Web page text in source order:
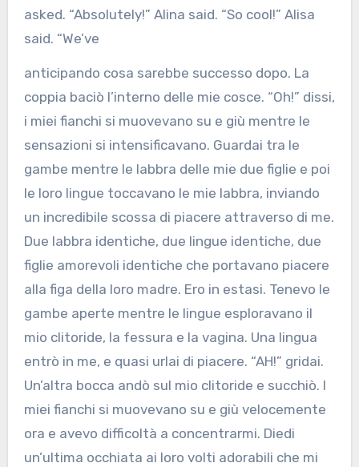
asked. “Absolutely!” Alina said. “So cool!” Alisa
said. “We’ve
anticipando cosa sarebbe successo dopo. La
coppia baciò l’interno delle mie cosce. “Oh!” dissi,
i miei fianchi si muovevano su e giù mentre le
sensazioni si intensificavano. Guardai tra le
gambe mentre le labbra delle mie due figlie e poi
le loro lingue toccavano le mie labbra, inviando
un incredibile scossa di piacere attraverso di me.
Due labbra identiche, due lingue identiche, due
figlie amorevoli identiche che portavano piacere
alla figa della loro madre. Ero in estasi. Tenevo le
gambe aperte mentre le lingue esploravano il
mio clitoride, la fessura e la vagina. Una lingua
entrò in me, e quasi urlai di piacere. “AH!” gridai.
Un’altra bocca andò sul mio clitoride e succhiò. I
miei fianchi si muovevano su e giù velocemente
ora e avevo difficoltà a concentrarmi. Diedi
un’ultima occhiata ai loro volti adorabili che mi